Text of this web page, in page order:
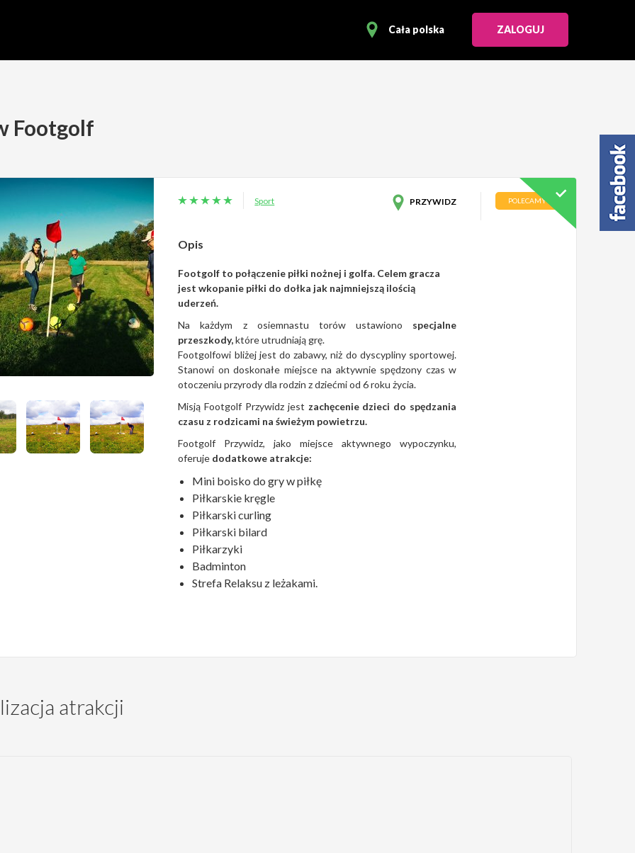
Cała polska ZALOGUJ
Footgolf
Sport PRZYWIDZ
Opis
Footgolf to połączenie piłki nożnej i golfa. Celem gracza
jest wkopanie piłki do dołka jak najmniejszą ilością
uderzeń.
Na każdym z osiemnastu torów ustawiono specjalne
przeszkody,które utrudniają grę.
Footgolfowi bliżej jest do zabawy, niż do dyscypliny sportowej.
Stanowi on doskonałe miejsce na aktywnie spędzony czas w
otoczeniu przyrody dla rodzin z dziećmi od 6 roku życia.
Misją Footgolf Przywidz jest zachęcenie dzieci do spędzania
czasu z rodzicami na świeżym powietrzu.
Footgolf Przywidz, jako miejsce aktywnego wypoczynku,
oferuje dodatkowe atrakcje:
Mini boisko do gry w piłkę
Piłkarskie kręgle
Piłkarski curling
Piłkarski bilard
Piłkarzyki
Badminton
Strefa Relaksu z leżakami.
POLECAMY
atrakcji